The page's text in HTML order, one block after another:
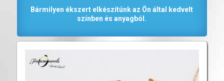
Bármilyen ékszert elkészítünk az Ön által kedvelt
színben és anyagból.